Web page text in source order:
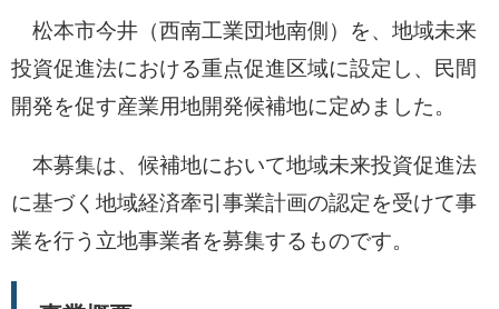
松本市今井（西南工業団地南側）を、地域未来
投資促進法における重点促進区域に設定し、民間
開発を促す産業用地開発候補地に定めました。
本募集は、候補地において地域未来投資促進法
に基づく地域経済牽引事業計画の認定を受けて事
業を行う立地事業者を募集するものです。